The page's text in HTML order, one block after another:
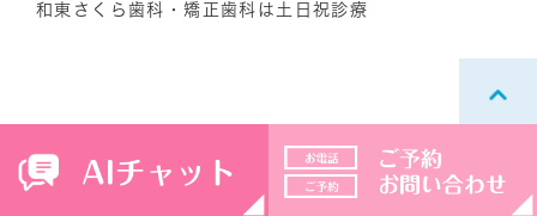
和東さくら歯科・矯正歯科は土日祝診療